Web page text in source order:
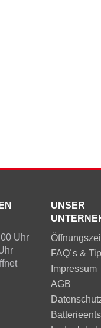
Uhr
UNSER
FAQ´s &
Impressum
AGB